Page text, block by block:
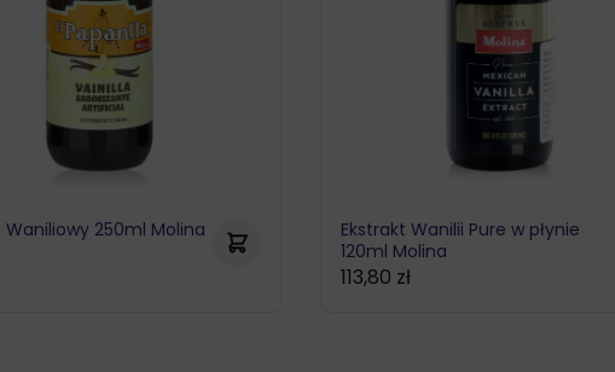
250ml Molina
Ekstrakt Wanilii Pure w płynie
120ml Molina
113,80 zł